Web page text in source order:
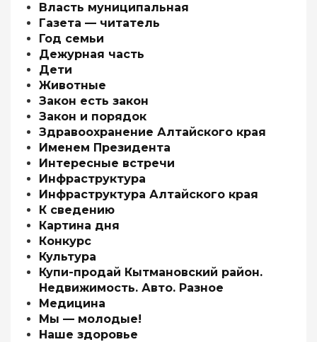
Власть муниципальная
Газета — читатель
Год семьи
Дежурная часть
Дети
Животные
Закон есть закон
Закон и порядок
Здравоохранение Алтайского края
Именем Президента
Интересные встречи
Инфраструктура
Инфраструктура Алтайского края
К сведению
Картина дня
Конкурс
Культура
Купи-продай Кытмановский район.
Недвижимость. Авто. Разное
Медицина
Мы — молодые!
Наше здоровье